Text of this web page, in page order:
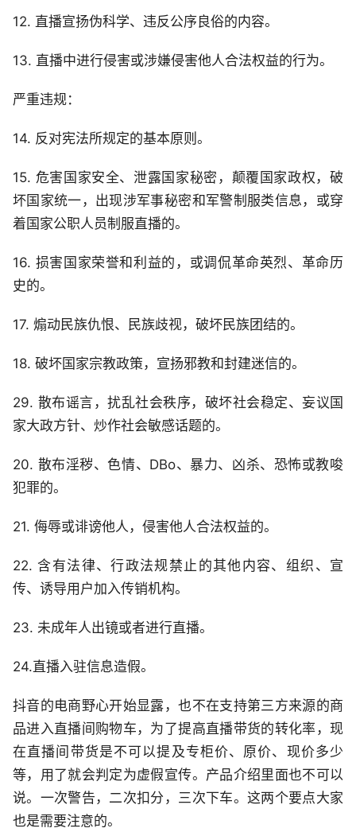
12. 直播宣扬伪科学、违反公序良俗的内容。
13. 直播中进行侵害或涉嫌侵害他人合法权益的行为。
严重违规：
14. 反对宪法所规定的基本原则。
15. 危害国家安全、泄露国家秘密，颠覆国家政权，破
坏国家统一，出现涉军事秘密和军警制服类信息，或穿
着国家公职人员制服直播的。
16. 损害国家荣誉和利益的，或调侃革命英烈、革命历
史的。
17. 煽动民族仇恨、民族歧视，破坏民族团结的。
18. 破坏国家宗教政策，宣扬邪教和封建迷信的。
29. 散布谣言，扰乱社会秩序，破坏社会稳定、妄议国
家大政方针、炒作社会敏感话题的。
20. 散布淫秽、色情、DBo、暴力、凶杀、恐怖或教唆
犯罪的。
21. 侮辱或诽谤他人，侵害他人合法权益的。
22. 含有法律、行政法规禁止的其他内容、组织、宣
传、诱导用户加入传销机构。
23. 未成年人出镜或者进行直播。
24.直播入驻信息造假。
抖音的电商野心开始显露，也不在支持第三方来源的商
品进入直播间购物车，为了提高直播带货的转化率，现
在直播间带货是不可以提及专柜价、原价、现价多少
等，用了就会判定为虚假宣传。产品介绍里面也不可以
说。一次警告，二次扣分，三次下车。这两个要点大家
也是需要注意的。